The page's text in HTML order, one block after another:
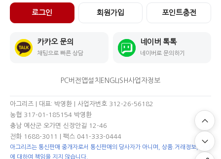
로그인 회원가입 포인트충전
카카오 문의
채팅으로 빠른 상담
네이버 톡톡
네이버로 문의하기
PC버전 앱설치 ENGLISH사업자정보
아그리즈 | 대표: 박영환 | 사업자번호 312-26-56182
농협 317-01-185154 박영환
충남 예산군 오가면 신장안길 12-46
전화 1688-3011
| 팩스 041-333-0444
아그리즈는 통신판매 중개자로서 통신판매의 당사자가 아니며, 상품.거래정보, 거래
에 대하여 책임을 지지 않습니다.